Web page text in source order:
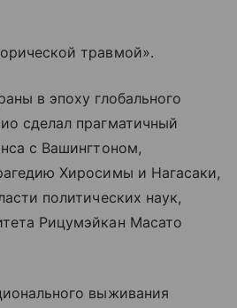
травмой».
в эпоху глобального
сделал прагматичный
с Вашингтоном,
Хиросимы и Нагасаки,
политических наук,
Рицумэйкан Масато
выживания